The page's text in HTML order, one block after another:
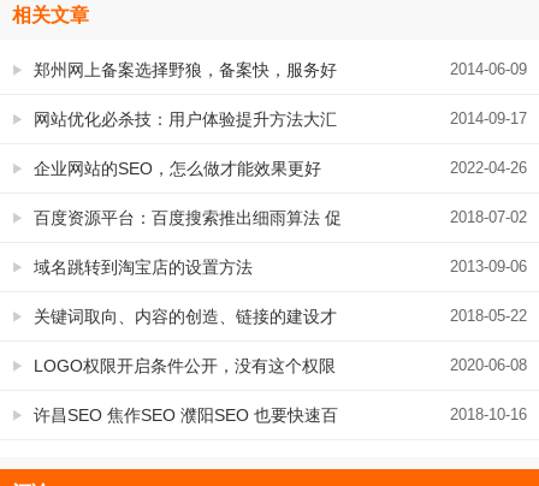
相关文章
2014-06-09
郑州网上备案选择野狼，备案快，服务好
2014-09-17
网站优化必杀技：用户体验提升方法大汇
总 2022-04-26
企业网站的SEO，怎么做才能效果更好
2018-07-02
百度资源平台：百度搜索推出细雨算法 促
进供求黄页类站点生态健康发展 2013-09-06
域名跳转到淘宝店的设置方法
2018-05-22
关键词取向、内容的创造、链接的建设才
是网站排名最基础的营养 2020-06-08
LOGO权限开启条件公开，没有这个权限
的赶紧来看 2018-10-16
许昌SEO 焦作SEO 濮阳SEO 也要快速百